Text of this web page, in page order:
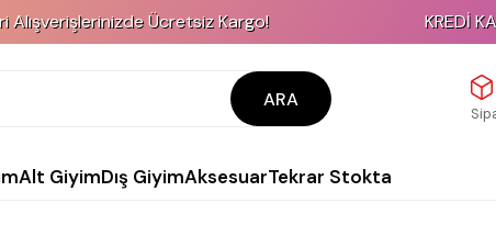
Ücretsiz Kargo! KREDİ
ARA
Alt GiyimDış GiyimAksesuarTekrar Stokta